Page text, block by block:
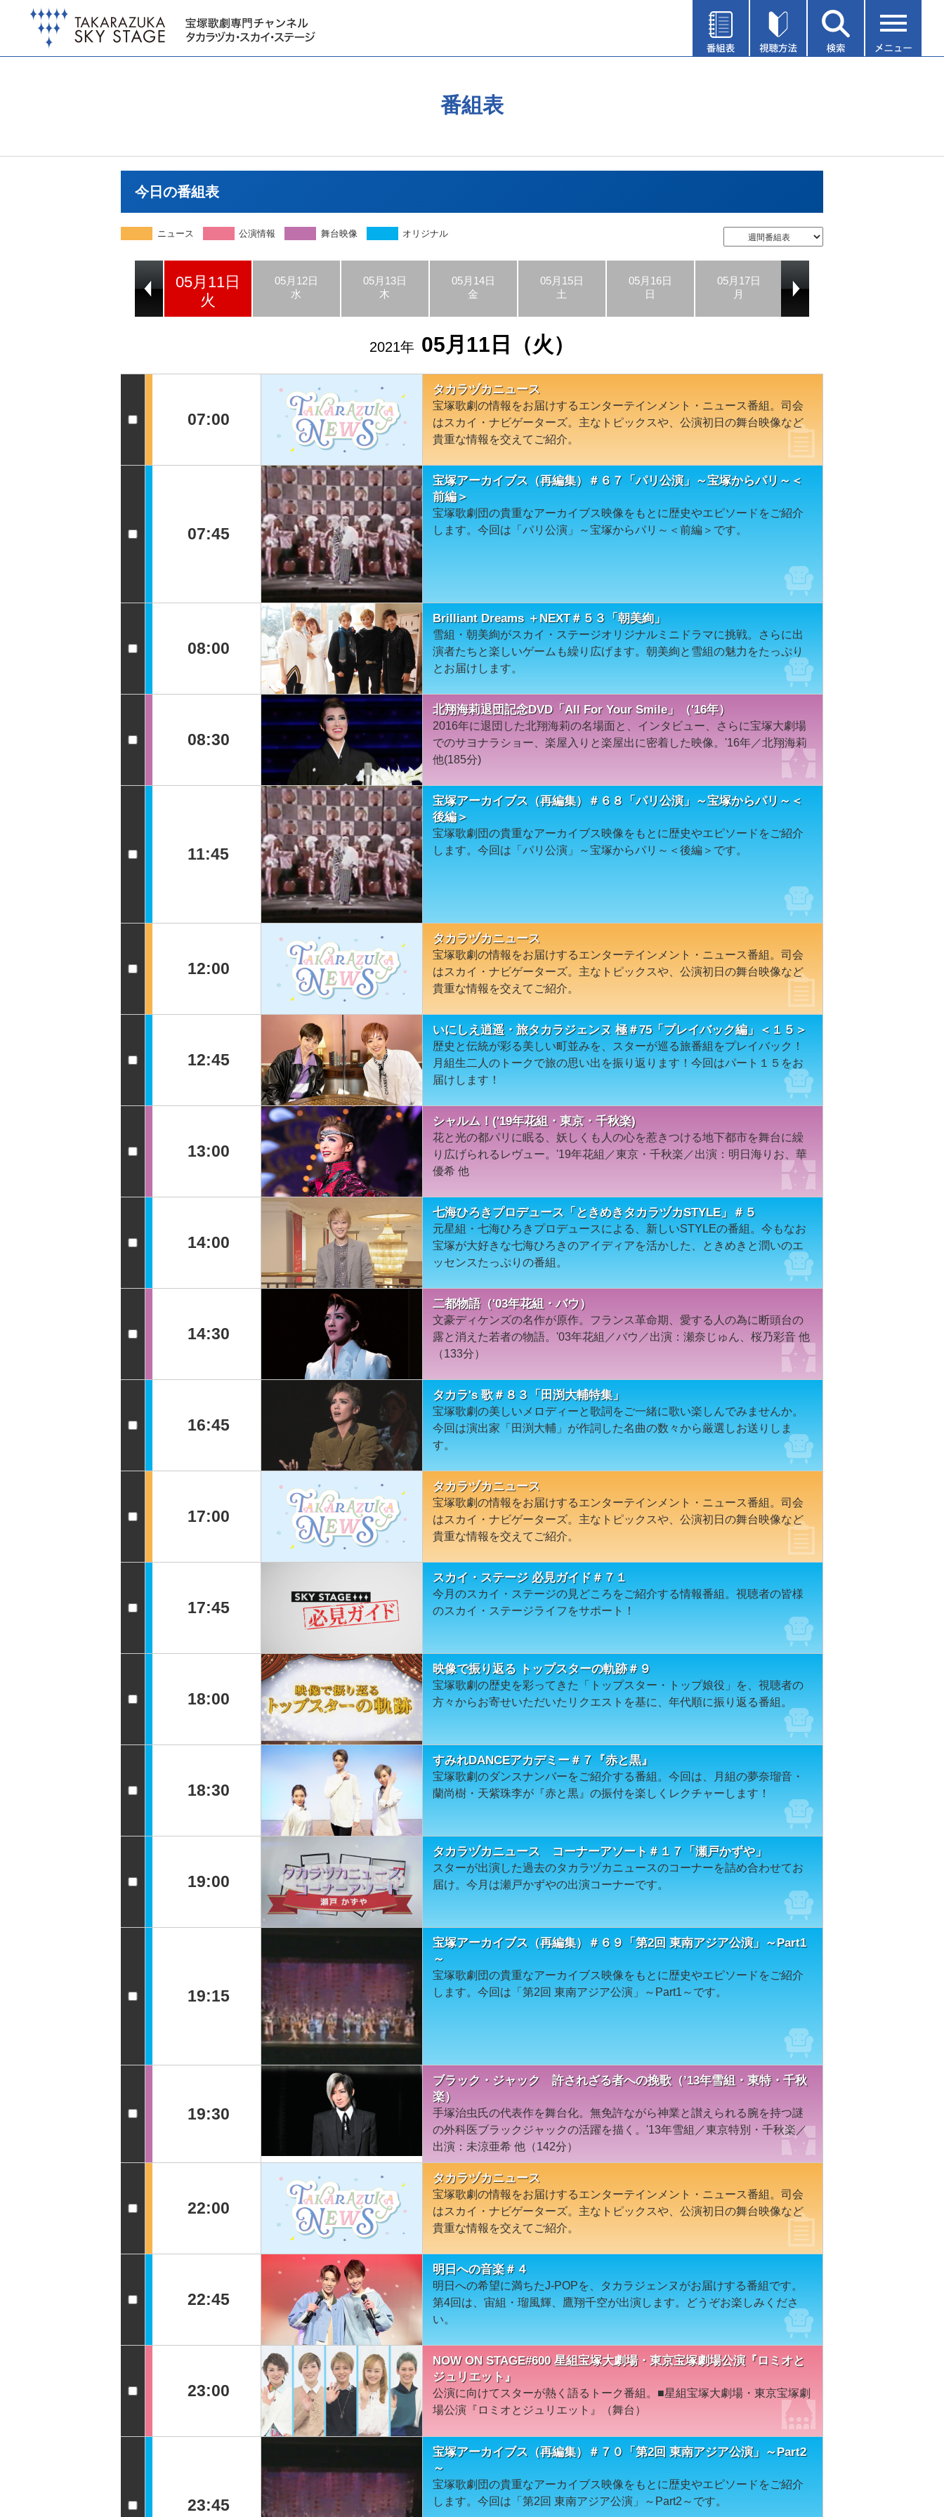
番組表
今日の番組表
ニュース 公演情報 舞台映像 オリジナル
05月11日
火
05月12日
水
05月13日
木
05月14日
金
05月15日
土
05月16日
日
05月17日
月
2021年 05月11日（火）
07:00
タカラヅカニュース
宝塚歌劇の情報をお届けするエンターテインメント・ニュース番組。司会
はスカイ・ナビゲーターズ。主なトピックスや、公演初日の舞台映像など
貴重な情報を交えてご紹介。
07:45
宝塚アーカイブス（再編集）＃６７「パリ公演」～宝塚からパリ～＜
前編＞
宝塚歌劇団の貴重なアーカイブス映像をもとに歴史やエピソードをご紹介
します。今回は「パリ公演」～宝塚からパリ～＜前編＞です。
08:00
Brilliant Dreams ＋NEXT＃５３「朝美絢」
雪組・朝美絢がスカイ・ステージオリジナルミニドラマに挑戦。さらに出
演者たちと楽しいゲームも繰り広げます。朝美絢と雪組の魅力をたっぷり
とお届けします。
08:30
北翔海莉退団記念DVD「All For Your Smile」（'16年）
2016年に退団した北翔海莉の名場面と、インタビュー、さらに宝塚大劇場
でのサヨナラショー、楽屋入りと楽屋出に密着した映像。'16年／北翔海莉
他(185分)
11:45
宝塚アーカイブス（再編集）＃６８「パリ公演」～宝塚からパリ～＜
後編＞
宝塚歌劇団の貴重なアーカイブス映像をもとに歴史やエピソードをご紹介
します。今回は「パリ公演」～宝塚からパリ～＜後編＞です。
12:00
タカラヅカニュース
宝塚歌劇の情報をお届けするエンターテインメント・ニュース番組。司会
はスカイ・ナビゲーターズ。主なトピックスや、公演初日の舞台映像など
貴重な情報を交えてご紹介。
12:45
いにしえ逍遥・旅タカラジェンヌ 極＃75「プレイバック編」＜１５＞
歴史と伝統が彩る美しい町並みを、スターが巡る旅番組をプレイバック！
月組生二人のトークで旅の思い出を振り返ります！今回はパート１５をお
届けします！
13:00
シャルム！('19年花組・東京・千秋楽)
花と光の都パリに眠る、妖しくも人の心を惹きつける地下都市を舞台に繰
り広げられるレヴュー。'19年花組／東京・千秋楽／出演：明日海りお、華
優希 他
14:00
七海ひろきプロデュース「ときめきタカラヅカSTYLE」＃５
元星組・七海ひろきプロデュースによる、新しいSTYLEの番組。今もなお
宝塚が大好きな七海ひろきのアイディアを活かした、ときめきと潤いのエ
ッセンスたっぷりの番組。
14:30
二都物語（'03年花組・バウ）
文豪ディケンズの名作が原作。フランス革命期、愛する人の為に断頭台の
露と消えた若者の物語。'03年花組／バウ／出演：瀬奈じゅん、桜乃彩音 他
（133分）
16:45
タカラ's 歌＃８３「田渕大輔特集」
宝塚歌劇の美しいメロディーと歌詞をご一緒に歌い楽しんでみませんか。
今回は演出家「田渕大輔」が作詞した名曲の数々から厳選しお送りしま
す。
17:00
タカラヅカニュース
宝塚歌劇の情報をお届けするエンターテインメント・ニュース番組。司会
はスカイ・ナビゲーターズ。主なトピックスや、公演初日の舞台映像など
貴重な情報を交えてご紹介。
17:45
スカイ・ステージ 必見ガイド＃７１
今月のスカイ・ステージの見どころをご紹介する情報番組。視聴者の皆様
のスカイ・ステージライフをサポート！
18:00
映像で振り返る トップスターの軌跡＃９
宝塚歌劇の歴史を彩ってきた「トップスター・トップ娘役」を、視聴者の
方々からお寄せいただいたリクエストを基に、年代順に振り返る番組。
18:30
すみれDANCEアカデミー＃７『赤と黒』
宝塚歌劇のダンスナンバーをご紹介する番組。今回は、月組の夢奈瑠音・
蘭尚樹・天紫珠李が『赤と黒』の振付を楽しくレクチャーします！
19:00
タカラヅカニュース コーナーアソート＃１７「瀬戸かずや」
スターが出演した過去のタカラヅカニュースのコーナーを詰め合わせてお
届け。今月は瀬戸かずやの出演コーナーです。
19:15
宝塚アーカイブス（再編集）＃６９「第2回 東南アジア公演」～Part1
～
宝塚歌劇団の貴重なアーカイブス映像をもとに歴史やエピソードをご紹介
します。今回は「第2回 東南アジア公演」～Part1～です。
19:30
ブラック・ジャック 許されざる者への挽歌（’13年雪組・東特・千秋
楽）
手塚治虫氏の代表作を舞台化。無免許ながら神業と讃えられる腕を持つ謎
の外科医ブラックジャックの活躍を描く。'13年雪組／東京特別・千秋楽／
出演：未涼亜希 他（142分）
22:00
タカラヅカニュース
宝塚歌劇の情報をお届けするエンターテインメント・ニュース番組。司会
はスカイ・ナビゲーターズ。主なトピックスや、公演初日の舞台映像など
貴重な情報を交えてご紹介。
22:45
明日への音楽＃４
明日への希望に満ちたJ-POPを、タカラジェンヌがお届けする番組です。
第4回は、宙組・瑠風輝、鷹翔千空が出演します。どうぞお楽しみくださ
い。
23:00
NOW ON STAGE#600 星組宝塚大劇場・東京宝塚劇場公演『ロミオと
ジュリエット』
公演に向けてスターが熱く語るトーク番組。■星組宝塚大劇場・東京宝塚劇
場公演『ロミオとジュリエット』（舞台）
23:45
宝塚アーカイブス（再編集）＃７０「第2回 東南アジア公演」～Part2
～
宝塚歌劇団の貴重なアーカイブス映像をもとに歴史やエピソードをご紹介
します。今回は「第2回 東南アジア公演」～Part2～です。